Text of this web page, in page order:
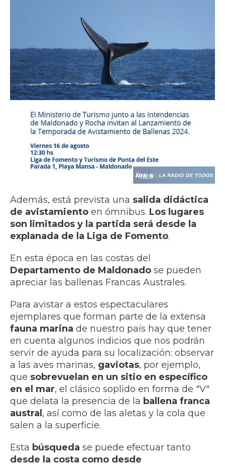
Además, está prevista una salida didáctica
de avistamiento en ómnibus. Los lugares
son limitados y la partida será desde la
explanada de la Liga de Fomento.
En esta época en las costas del
Departamento de Maldonado se pueden
apreciar las ballenas Francas Australes.
Para avistar a estos espectaculares
ejemplares que forman parte de la extensa
fauna marina de nuestro país hay que tener
en cuenta algunos indicios que nos podrán
servir de ayuda para su localización: observar
a las aves marinas, gaviotas, por ejemplo,
que sobrevuelan en un sitio en específico
en el mar, el clásico soplido en forma de "V"
que delata la presencia de la ballena franca
austral , así como de las aletas y la cola que
salen a la superficie.
Esta búsqueda se puede efectuar tanto
desde la costa como desde